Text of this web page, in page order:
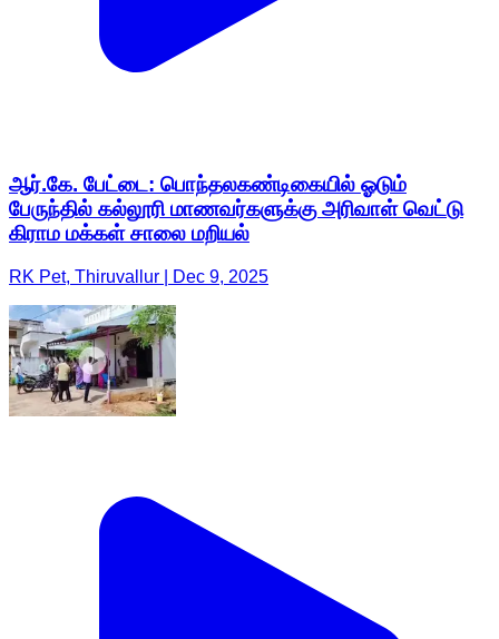
ஆர்.கே. பேட்டை: பொந்தலகண்டிகையில் ஓடும்
பேருந்தில் கல்லூரி மாணவர்களுக்கு அரிவாள் வெட்டு
கிராம மக்கள் சாலை மறியல்
RK Pet, Thiruvallur | Dec 9, 2025